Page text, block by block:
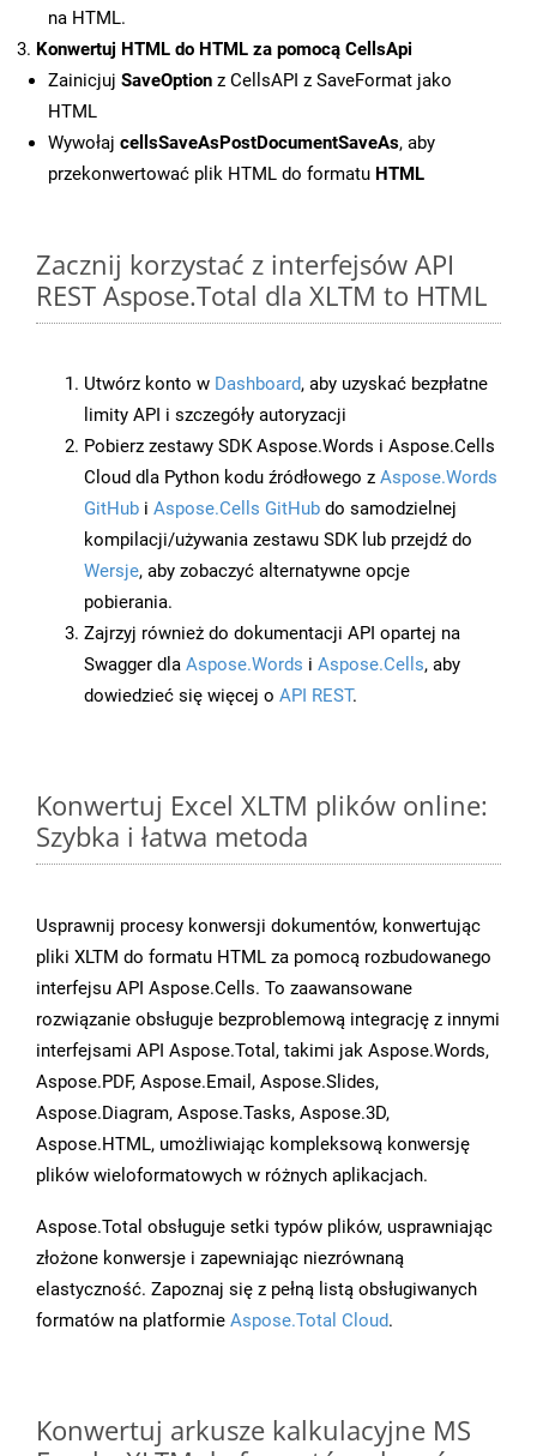
na HTML.
Konwertuj HTML do HTML za pomocą CellsApi
Zainicjuj SaveOption z CellsAPI z SaveFormat jako
HTML
Wywołaj cellsSaveAsPostDocumentSaveAs, aby
przekonwertować plik HTML do formatu HTML
Zacznij korzystać z interfejsów API
REST Aspose.Total dla XLTM to HTML
Utwórz konto w Dashboard, aby uzyskać bezpłatne
limity API i szczegóły autoryzacji
Pobierz zestawy SDK Aspose.Words i Aspose.Cells
Cloud dla Python kodu źródłowego z Aspose.Words
GitHub i Aspose.Cells GitHub do samodzielnej
kompilacji/używania zestawu SDK lub przejdź do
Wersje, aby zobaczyć alternatywne opcje
pobierania.
Zajrzyj również do dokumentacji API opartej na
Swagger dla Aspose.Words i Aspose.Cells, aby
dowiedzieć się więcej o API REST.
Konwertuj Excel XLTM plików online:
Szybka i łatwa metoda
Usprawnij procesy konwersji dokumentów, konwertując
pliki XLTM do formatu HTML za pomocą rozbudowanego
interfejsu API Aspose.Cells. To zaawansowane
rozwiązanie obsługuje bezproblemową integrację z innymi
interfejsami API Aspose.Total, takimi jak Aspose.Words,
Aspose.PDF, Aspose.Email, Aspose.Slides,
Aspose.Diagram, Aspose.Tasks, Aspose.3D,
Aspose.HTML, umożliwiając kompleksową konwersję
plików wieloformatowych w różnych aplikacjach.
Aspose.Total obsługuje setki typów plików, usprawniając
złożone konwersje i zapewniając niezrównaną
elastyczność. Zapoznaj się z pełną listą obsługiwanych
formatów na platformie Aspose.Total Cloud.
Konwertuj arkusze kalkulacyjne MS